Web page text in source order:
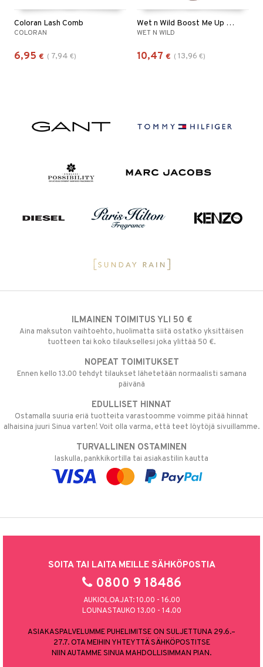
Coloran Lash Comb
COLORAN
6,95 € ( 7,94 €)
Wet n Wild Boost Me Up Brow & Lash Serum
WET N WILD
10,47 € ( 13,96 €)
ILMAINEN TOIMITUS YLI 50 €
Aina maksuton vaihtoehto, huolimatta siitä ostatko yksittäisen
tuotteen tai koko tilauksellesi joka ylittää 50 €.
NOPEAT TOIMITUKSET
Ennen kello 13.00 tehdyt tilaukset lähetetään normaalisti samana
päivänä
EDULLISET HINNAT
Ostamalla suuria eriä tuotteita varastoomme voimme pitää hinnat
alhaisina juuri Sinua varten! Voit olla varma, että teet löytöjä sivuillamme.
TURVALLINEN OSTAMINEN
laskulla, pankkikortilla tai asiakastilin kautta
SOITA TAI LAITA MEILLE SÄHKÖPOSTIA
0800 9 18486
AUKIOLOAJAT: 10.00 - 16.00
LOUNASTAUKO 13.00 - 14.00
ASIAKASPALVELUMME PUHELIMITSE ON SULJETTUNA 29.6.–
27.7. OTA MEIHIN YHTEYTTÄ SÄHKÖPOSTITSE
NIIN AUTAMME SINUA MAHDOLLISIMMAN PIAN.